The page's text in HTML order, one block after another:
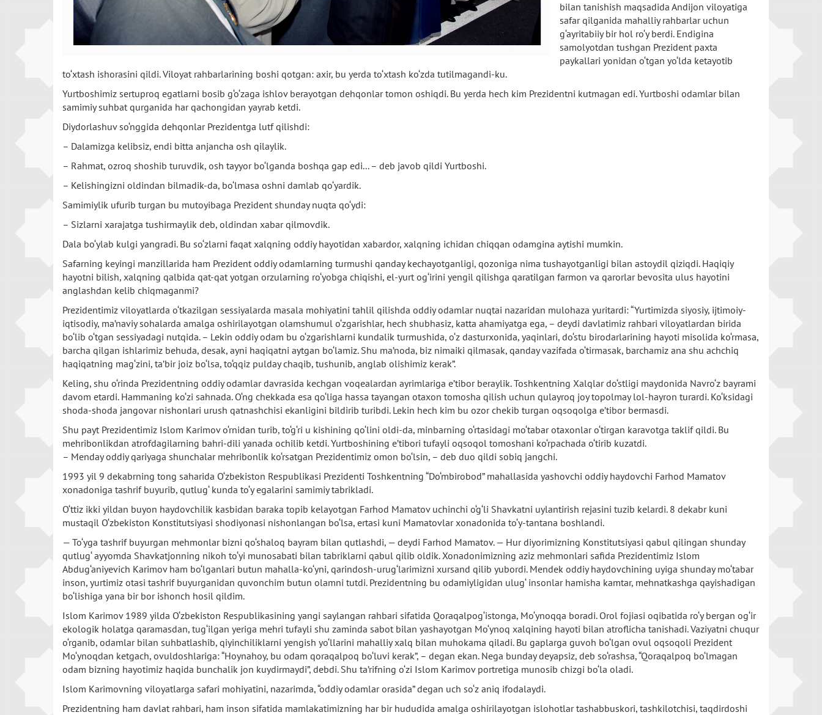
bilan tanishish maqsadida Andijon viloyatiga
safar qilganida mahalliy rahbarlar uchun
g‘ayritabiiy bir hol ro‘y berdi. Endigina
samolyotdan tushgan Prezident paxta
paykallari yonidan o‘tgan yo‘lda ketayotib
to‘xtash ishorasini qildi. Viloyat rahbarlarining boshi qotgan: axir, bu yerda to‘xtash ko‘zda tutilmagandi-ku.
Yurtboshimiz sertuproq egatlarni bosib g‘o‘zaga ishlov berayotgan dehqonlar tomon oshiqdi. Bu yerda hech kim Prezidentni kutmagan edi. Yurtboshi odamlar bilan
samimiy suhbat qurganida har qachongidan yayrab ketdi.
Diydorlashuv so‘nggida dehqonlar Prezidentga lutf qilishdi:
– Dalamizga kelibsiz, endi bitta anjancha osh qilaylik.
– Rahmat, ozroq shoshib turuvdik, osh tayyor bo‘lganda boshqa gap edi... – deb javob qildi Yurtboshi.
– Kelishingizni oldindan bilmadik-da, bo‘lmasa oshni damlab qo‘yardik.
Samimiylik ufurib turgan bu mutoyibaga Prezident shunday nuqta qo‘ydi:
– Sizlarni xarajatga tushirmaylik deb, oldindan xabar qilmovdik.
Dala bo‘ylab kulgi yangradi. Bu so‘zlarni faqat xalqning oddiy hayotidan xabardor, xalqning ichidan chiqqan odamgina aytishi mumkin.
Safarning keyingi manzillarida ham Prezident oddiy odamlarning turmushi qanday kechayotganligi, qozoniga nima tushayotganligi bilan astoydil qiziqdi. Haqiqiy
hayotni bilish, xalqning qalbida qat-qat yotgan orzularning ro‘yobga chiqishi, el-yurt og‘irini yengil qilishga qaratilgan farmon va qarorlar bevosita ulus hayotini
anglashdan kelib chiqmaganmi?
Prezidentimiz viloyatlarda o‘tkazilgan sessiyalarda masala mohiyatini tahlil qilishda oddiy odamlar nuqtai nazaridan mulohaza yuritardi: “Yurtimizda siyosiy, ijtimoiy-
iqtisodiy, ma’naviy sohalarda amalga oshirilayotgan olamshumul o‘zgarishlar, hech shubhasiz, katta ahamiyatga ega, – deydi davlatimiz rahbari viloyatlardan birida
bo‘lib o‘tgan sessiyadagi nutqida. – Lekin oddiy odam bu o‘zgarishlarni kundalik turmushida, o‘z dasturxonida, yaqinlari, do‘stu birodarlarining hayoti misolida ko‘rmasa,
barcha qilgan ishlarimiz behuda, desak, ayni haqiqatni aytgan bo‘lamiz. Shu ma’noda, biz nimaiki qilmasak, qanday vazifada o‘tirmasak, barchamiz ana shu achchiq
haqiqatning mag‘zini, ta’bir joiz bo‘lsa, to‘qqiz pulday chaqib, tushunib, anglab olishimiz kerak”.
Keling, shu o‘rinda Prezidentning oddiy odamlar davrasida kechgan voqealardan ayrimlariga e’tibor beraylik. Toshkentning Xalqlar do‘stligi maydonida Navro‘z bayrami
davom etardi. Hammaning ko‘zi sahnada. O‘ng chekkada esa qo‘liga hassa tayangan otaxon tomosha qilish uchun qulayroq joy topolmay lol-hayron turardi. Ko‘ksidagi
shoda-shoda jangovar nishonlari urush qatnashchisi ekanligini bildirib turibdi. Lekin hech kim bu ozor chekib turgan oqsoqolga e’tibor bermasdi.
Shu payt Prezidentimiz Islom Karimov o‘rnidan turib, to‘g‘ri u kishining qo‘lini oldi-da, minbarning o‘rtasidagi mo‘tabar otaxonlar o‘tirgan karavotga taklif qildi. Bu
mehribonlikdan atrofdagilarning bahri-dili yanada ochilib ketdi. Yurtboshining e’tibori tufayli oqsoqol tomoshani ko‘rpachada o‘tirib kuzatdi.
– Menday oddiy qariyaga shunchalar mehribonlik ko‘rsatgan Prezidentimiz omon bo‘lsin, – deb duo qildi sobiq jangchi.
1993 yil 9 dekabrning tong saharida O‘zbekiston Respublikasi Prezidenti Toshkentning “Do‘mbirobod” mahallasida yashovchi oddiy haydovchi Farhod Mamatov
xonadoniga tashrif buyurib, qutlug‘ kunda to‘y egalarini samimiy tabrikladi.
O‘ttiz ikki yildan buyon haydovchilik kasbidan baraka topib kelayotgan Farhod Mamatov uchinchi o‘g‘li Shavkatni uylantirish rejasini tuzib kelardi. 8 dekabr kuni
mustaqil O‘zbekiston Konstitutsiyasi shodiyonasi nishonlangan bo‘lsa, ertasi kuni Mamatovlar xonadonida to‘y-tantana boshlandi.
— To‘yga tashrif buyurgan mehmonlar bizni qo‘shaloq bayram bilan qutlashdi, — deydi Farhod Mamatov. — Hur diyorimizning Konstitutsiyasi qabul qilingan shunday
qutlug‘ ayyomda Shavkatjonning nikoh to‘yi munosabati bilan tabriklarni qabul qilib oldik. Xonadonimizning aziz mehmonlari safida Prezidentimiz Islom
Abdug‘aniyevich Karimov ham bo‘lganlari butun mahalla-ko‘yni, qarindosh-urug‘larimizni xursand qilib yubordi. Mendek oddiy haydovchining uyiga shunday mo‘tabar
inson, yurtimiz otasi tashrif buyurganidan quvonchim butun olamni tutdi. Prezidentning bu odamiyligidan ulug‘ insonlar hamisha kamtar, mehnatkashga qayishadigan
bo‘lishiga yana bir bor ishonch hosil qildim.
Islom Karimov 1989 yilda O‘zbekiston Respublikasining yangi saylangan rahbari sifatida Qoraqalpog‘istonga, Mo‘ynoqqa boradi. Orol fojiasi oqibatida ro‘y bergan og‘ir
ekologik holatga qaramasdan, tug‘ilgan yeriga mehri tufayli shu zaminda sabot bilan yashayotgan Mo‘ynoq xalqining hayoti bilan atroflicha tanishadi. Vaziyatni chuqur
o‘rganib, odamlar bilan suhbatlashib, qiyinchiliklarni yengish yo‘llarini mahalliy xalq bilan muhokama qiladi. Bu gaplarga guvoh bo‘lgan ovul oqsoqoli Prezident
Mo‘ynoqdan ketgach, ovuldoshlariga: “Hoynahoy, bu odam qoraqalpoq bo‘luvi kerak”, – degan ekan. Nega bunday deyapsiz, deb so‘rashsa, “Qoraqalpoq bo‘lmagan
odam bizning hayotimiz haqida bunchalik jon kuydirmaydi”, debdi. Shu ta’rifning o‘zi Islom Karimov portretiga munosib chizgi bo‘la oladi.
Islom Karimovning viloyatlarga safari mohiyatini, nazarimda, “oddiy odamlar orasida” degan uch so‘z aniq ifodalaydi.
Prezidentning ham davlat rahbari, ham inson sifatida mamlakatimizning har bir hududida amalga oshirilayotgan islohotlar tashabbuskori, tashkilotchisi, taqdirdoshi